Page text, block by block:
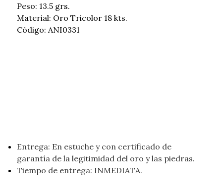
Peso: 13.5 grs.
Material: Oro Tricolor 18 kts.
Código: ANI0331
Entrega: En estuche y con certificado de
garantía de la legitimidad del oro y las piedras.
Tiempo de entrega: INMEDIATA.